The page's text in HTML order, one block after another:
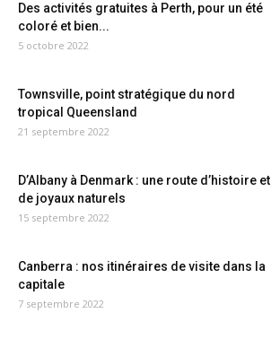
Des activités gratuites à Perth, pour un été
coloré et bien...
5 octobre 2022
Townsville, point stratégique du nord
tropical Queensland
21 septembre 2022
D’Albany à Denmark : une route d’histoire et
de joyaux naturels
15 septembre 2022
Canberra : nos itinéraires de visite dans la
capitale
7 septembre 2022